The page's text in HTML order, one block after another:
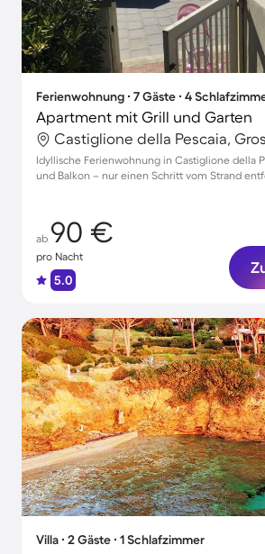
Ferienwohnung ∙ 7 Gäste ∙ 4
Apartment mit Grill und Garten
Castiglione della Pescaia,
Idyllische Ferienwohnung in Castiglione della
und Balkon – nur einen Schritt vom Strand
ab 90 €
pro Nacht
5.0
Villa ∙ 2 Gäste ∙ 1 Schlafzimmer